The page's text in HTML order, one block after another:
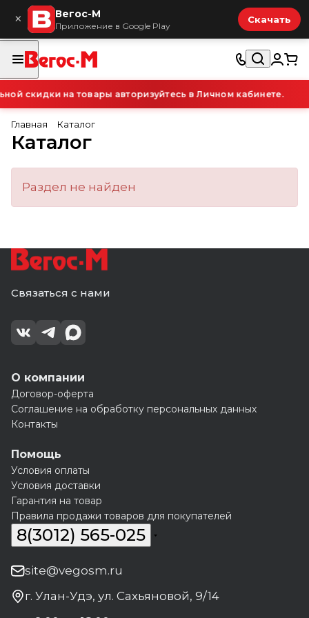
× Вегос-М
Приложение в Google Play
Скачать
скидки на товары авторизуйтесь в Личном кабинете.
Главная Каталог
Каталог
Раздел не найден
Связаться с нами
О компании
Договор-оферта
Соглашение на обработку персональных данных
Контакты
Помощь
Условия оплаты
Условия доставки
Гарантия на товар
Правила продажи товаров для покупателей
8(3012) 565-025
site@vegosm.ru
г. Улан-Удэ, ул. Сахьяновой, 9/14